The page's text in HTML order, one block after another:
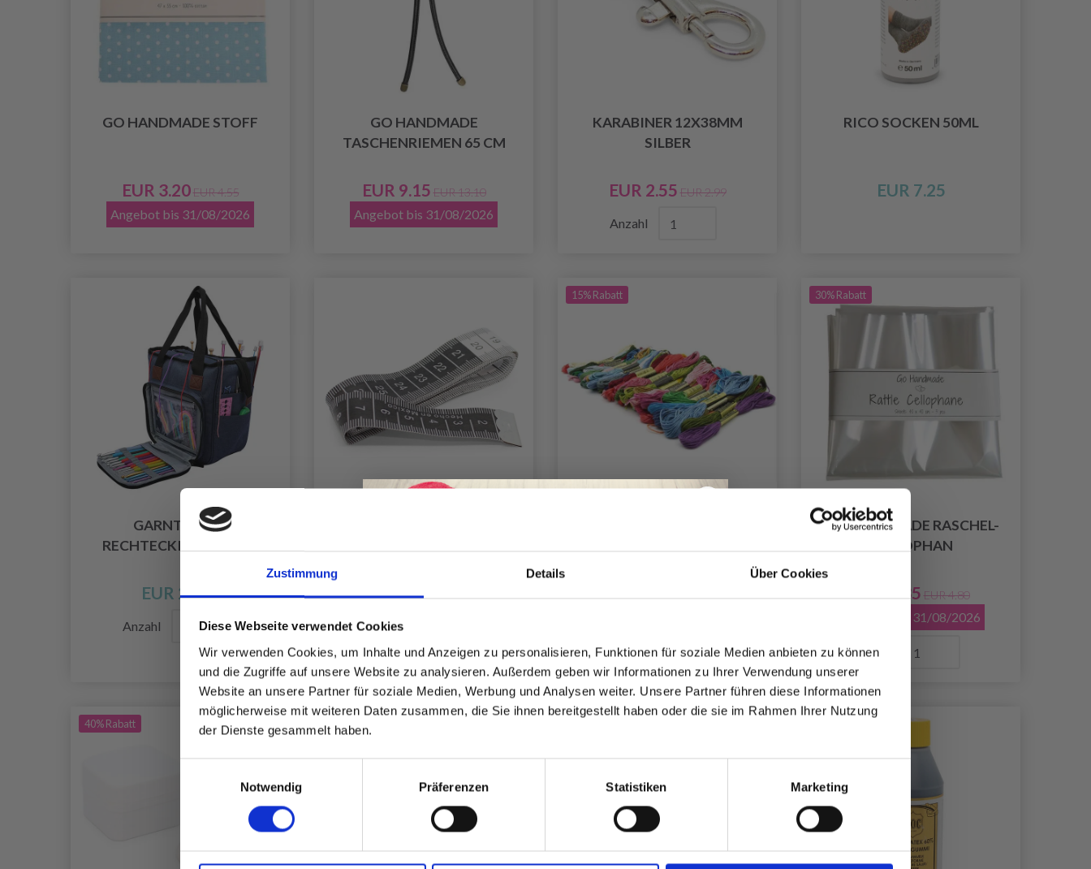
Zustimmung Details Über Cookies
Diese Webseite verwendet Cookies
Wir verwenden Cookies, um Inhalte und Anzeigen zu personalisieren, Funktionen für soziale Medien anbieten zu können
und die Zugriffe auf unsere Website zu analysieren. Außerdem geben wir Informationen zu Ihrer Verwendung unserer
Website an unsere Partner für soziale Medien, Werbung und Analysen weiter. Unsere Partner führen diese Informationen
möglicherweise mit weiteren Daten zusammen, die Sie ihnen bereitgestellt haben oder die sie im Rahmen Ihrer Nutzung
der Dienste gesammelt haben.
Notwendig
Präferenzen Statistiken Marketing
GO HANDMADE STOFF
EUR 3.20 EUR 4.55
Angebot bis 31/08/2026
GO HANDMADE
TASCHENRIEMEN 65 CM
EUR 9.15 EUR 13.10
Angebot bis 31/08/2026
KARABINER 12X38MM
SILBER
EUR 2.55 EUR 2.99
Anzahl
RICO SOCKEN 50ML
EUR 7.25
GARNTASCHE
RECHTECKIGE MARINE
EUR 24.95
Anzahl
EUR 1.35
Anzahl
15% Rabatt
EUR 18.10EUR 21.30
30% Rabatt
GO HANDMADE RASCHEL-
ZELLOPHAN
EUR 3.35 EUR 4.80
Angebot bis 31/08/2026
Anzahl
40% Rabatt
Werde ein Teil unserer Garn-Community
und erhalte exklusiven Zugang zu
inspirierenden Strickmustern und